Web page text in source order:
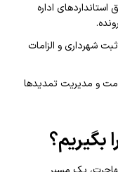
اداره
شهرداری و الزامات
و مدیریت تمدیدها
بگیریم؟